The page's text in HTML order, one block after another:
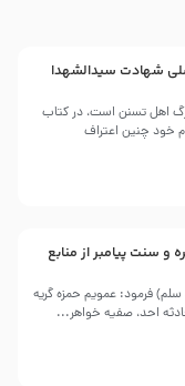
شهادت سیدالشهدا
اهل تسنن است، در کتاب
خود چنین اعتراف
و سنت پیامبر از منابع
سلم) فرمود: عمویم حمزه گریه
احد، صفیه خواهر...